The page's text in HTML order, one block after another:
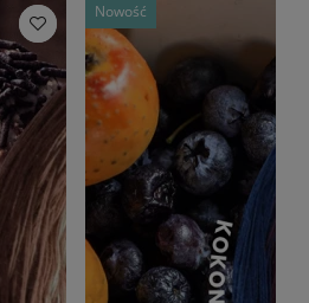
Nowość